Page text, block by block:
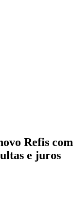
Refis com
e juros